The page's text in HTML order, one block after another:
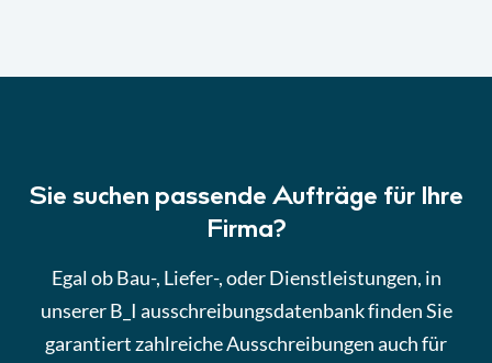
Sie suchen passende Aufträge für Ihre
Firma?
Egal ob Bau-, Liefer-, oder Dienstleistungen, in
unserer B_I ausschreibungsdatenbank finden Sie
garantiert zahlreiche Ausschreibungen auch für